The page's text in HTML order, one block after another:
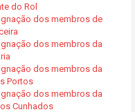
do Rol
dos membros de
dos membros da
dos membros da
Portos
dos membros da
Cunhados